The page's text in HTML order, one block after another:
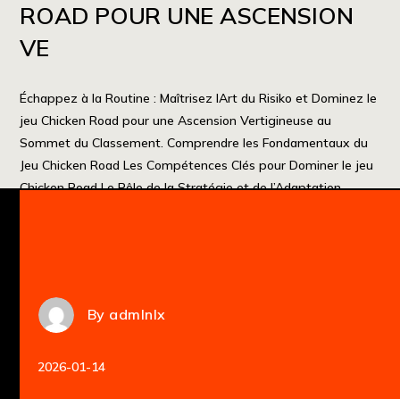
ROAD POUR UNE ASCENSION
VE
Échappez à la Routine : Maîtrisez lArt du Risiko et Dominez le
jeu Chicken Road pour une Ascension Vertigineuse au
Sommet du Classement. Comprendre les Fondamentaux du
Jeu Chicken Road Les Compétences Clés pour Dominer le jeu
Chicken Road Le Rôle de la Stratégie et de l’Adaptation
By admlnlx
2026-01-14